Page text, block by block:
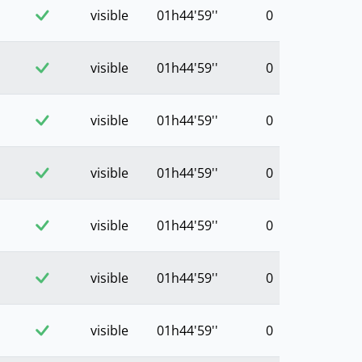
visible 01h44'59'' 0
visible 01h44'59'' 0
visible 01h44'59'' 0
visible 01h44'59'' 0
visible 01h44'59'' 0
visible 01h44'59'' 0
visible 01h44'59'' 0